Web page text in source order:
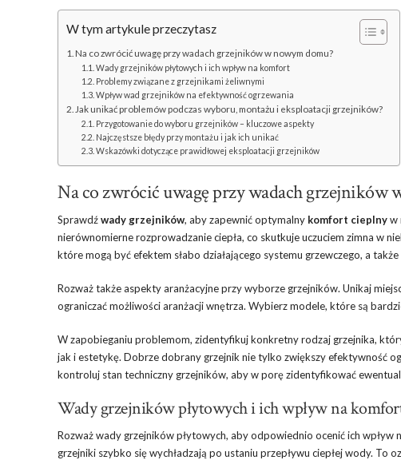
W tym artykule przeczytasz
Na co zwrócić uwagę przy wadach grzejników w nowym domu?
Wady grzejników płytowych i ich wpływ na komfort
Problemy związane z grzejnikami żeliwnymi
Wpływ wad grzejników na efektywność ogrzewania
Jak unikać problemów podczas wyboru, montażu i eksploatacji grzejników?
Przygotowanie do wyboru grzejników – kluczowe aspekty
Najczęstsze błędy przy montażu i jak ich unikać
Wskazówki dotyczące prawidłowej eksploatacji grzejników
Na co zwrócić uwagę przy wadach grzejników
Sprawdźwady grzejników, aby zapewnić optymalny komfort cieplnyw
nierównomierne rozprowadzanie ciepła, co skutkuje uczuciem zimna w
które mogą być efektem słabo działającego systemu grzewczego, a
Rozważ także aspekty aranżacyjne przy wyborze grzejników. Unikaj
ograniczać możliwości aranżacji wnętrza. Wybierz modele, które są
W zapobieganiu problemom, zidentyfikuj konkretny rodzaj grzejnika,
jak i estetykę. Dobrze dobrany grzejnik nie tylko zwiększy efektywność
kontroluj stan techniczny grzejników, aby w porę zidentyfikować
Wady grzejników płytowych i ich wpływ na
Rozważ wady grzejników płytowych, aby odpowiednio ocenić ich wpływ
grzejniki szybko się wychładzają po ustaniu przepływu ciepłej wody. To